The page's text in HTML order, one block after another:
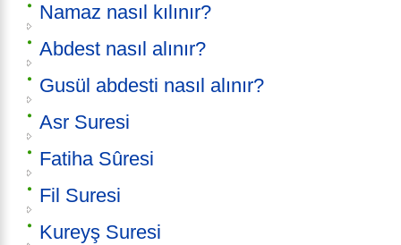
Namaz nasıl kılınır?
Abdest nasıl alınır?
Gusül abdesti nasıl alınır?
Asr Suresi
Fatiha Sûresi
Fil Suresi
Kureyş Suresi